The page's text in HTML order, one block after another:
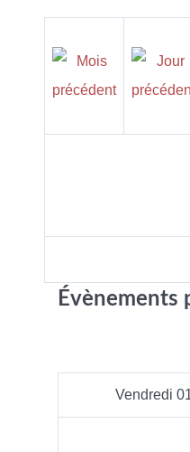
Évènements
Vendredi